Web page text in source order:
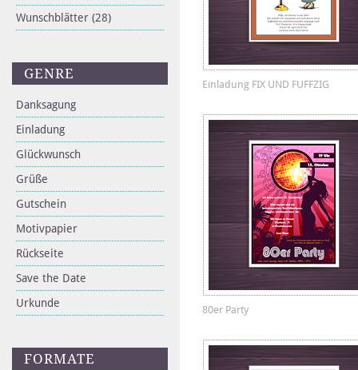
Wunschblätter (28)
GENRE
Danksagung
Einladung
Glückwunsch
Grüße
Gutschein
Motivpapier
Rückseite
Save the Date
Urkunde
FORMATE
Einladung FIX UND FUFFZIG
80er Party